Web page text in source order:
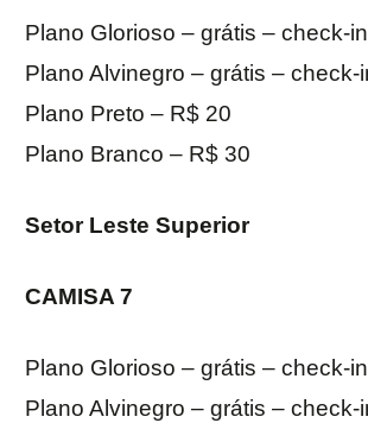
Plano Glorioso – grátis – check-in
Plano Alvinegro – grátis – check-
Plano Preto – R$ 20
Plano Branco – R$ 30
Setor Leste Superior
CAMISA 7
Plano Glorioso – grátis – check-in
Plano Alvinegro – grátis – check-